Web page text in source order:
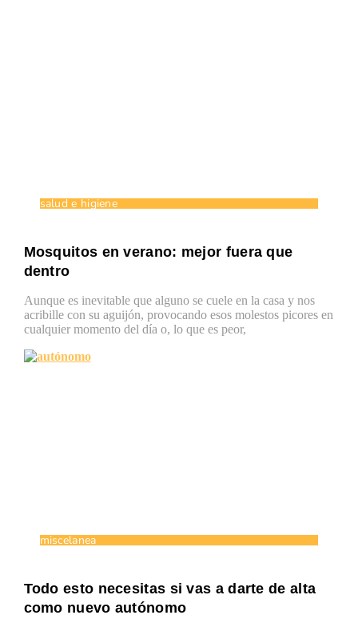
salud e higiene
Mosquitos en verano: mejor fuera que
dentro
Aunque es inevitable que alguno se cuele en la casa y nos
acribille con su aguijón, provocando esos molestos picores en
cualquier momento del día o, lo que es peor,
miscelanea
Todo esto necesitas si vas a darte de alta
como nuevo autónomo